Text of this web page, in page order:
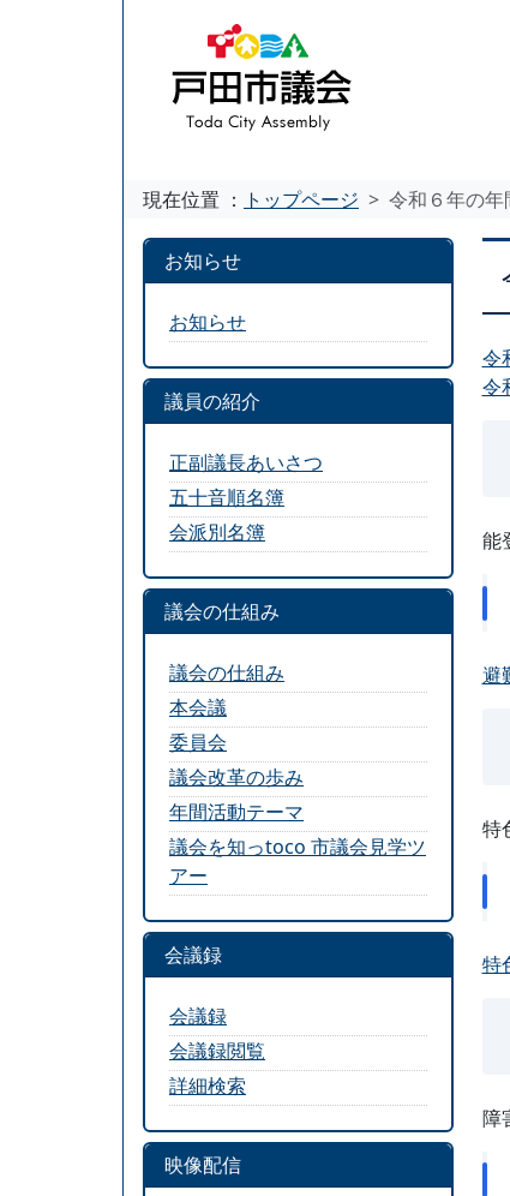
現在位置 ： トップページ 令和６年の
令
令
能
避
特
特
障
お知らせ
お知らせ
議員の紹介
正副議長あいさつ
五十音順名簿
会派別名簿
議会の仕組み
議会の仕組み
本会議
委員会
議会改革の歩み
年間活動テーマ
議会を知っtoco 市議会見学ツ
アー
会議録
会議録
会議録閲覧
詳細検索
映像配信